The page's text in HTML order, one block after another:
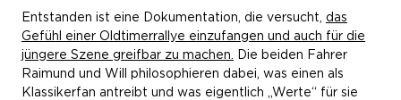
Entstanden ist eine Dokumentation, die versucht, das
Gefühl einer Oldtimerrallye einzufangen und auch für die
jüngere Szene greifbar zu machen.
Die beiden Fahrer
Raimund und Will philosophieren dabei, was einen als
Klassikerfan antreibt und was eigentlich „Werte“ für sie